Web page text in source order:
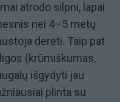
atrodo silpni, lapai
nei 4–5 metų
derėti. Taip pat
(krūmiškumas,
išgydyti jau
plinta su